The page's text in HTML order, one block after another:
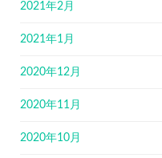
2021年2月
2021年1月
2020年12月
2020年11月
2020年10月